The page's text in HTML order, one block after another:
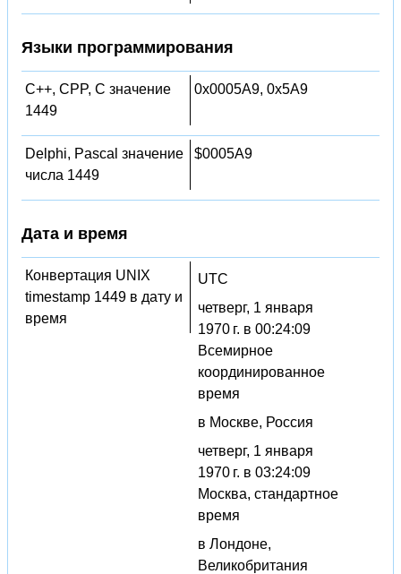
Языки программирования
C++, CPP, C значение
1449
0x0005A9, 0x5A9
Delphi, Pascal значение
числа 1449
$0005A9
Дата и время
Конвертация UNIX
timestamp 1449 в дату и
время
UTC
четверг, 1 января
1970 г. в 00:24:09
Всемирное
координированное
время
в Москве, Россия
четверг, 1 января
1970 г. в 03:24:09
Москва, стандартное
время
в Лондоне,
Великобритания